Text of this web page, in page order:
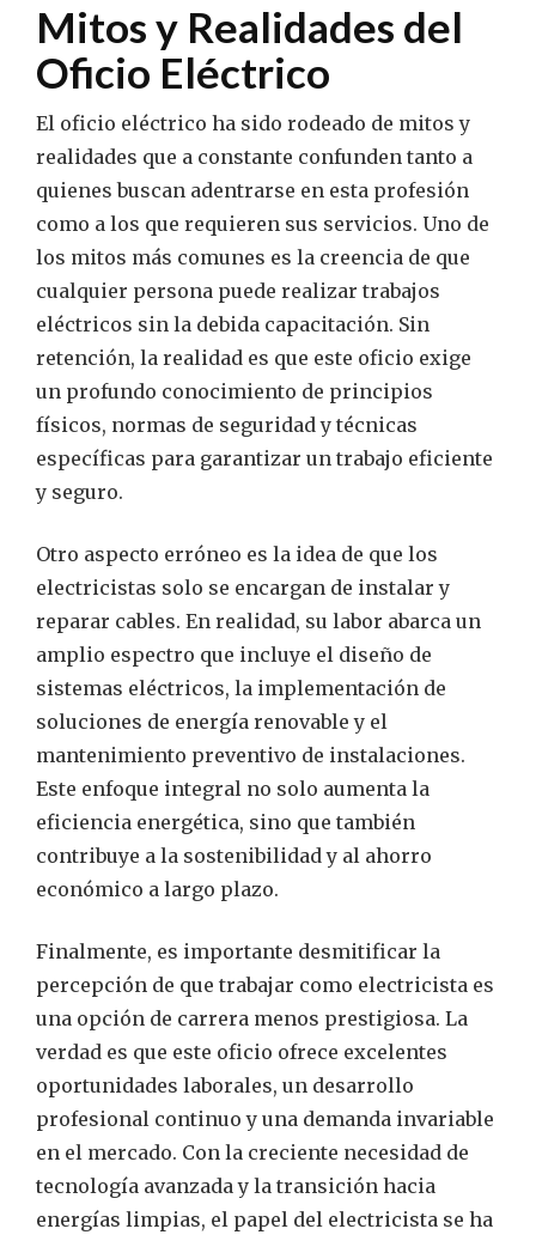
Mitos y Realidades del
Oficio Eléctrico
El oficio eléctrico ha sido rodeado de mitos y
realidades que a constante confunden tanto a
quienes buscan adentrarse en esta profesión
como a los que requieren sus servicios. Uno de
los mitos más comunes es la creencia de que
cualquier persona puede realizar trabajos
eléctricos sin la debida capacitación. Sin
retención, la realidad es que este oficio exige
un profundo conocimiento de principios
físicos, normas de seguridad y técnicas
específicas para garantizar un trabajo eficiente
y seguro.
Otro aspecto erróneo es la idea de que los
electricistas solo se encargan de instalar y
reparar cables. En realidad, su labor abarca un
amplio espectro que incluye el diseño de
sistemas eléctricos, la implementación de
soluciones de energía renovable y el
mantenimiento preventivo de instalaciones.
Este enfoque integral no solo aumenta la
eficiencia energética, sino que también
contribuye a la sostenibilidad y al ahorro
económico a largo plazo.
Finalmente, es importante desmitificar la
percepción de que trabajar como electricista es
una opción de carrera menos prestigiosa. La
verdad es que este oficio ofrece excelentes
oportunidades laborales, un desarrollo
profesional continuo y una demanda invariable
en el mercado. Con la creciente necesidad de
tecnología avanzada y la transición hacia
energías limpias, el papel del electricista se ha